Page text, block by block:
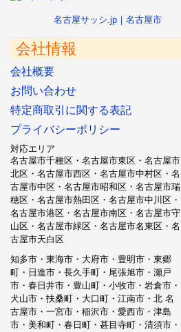
名古屋サッシ.jp｜名古屋市
会社情報
会社概要
お問い合わせ
特定商取引に関する表記
プライバシーポリシー
対応エリア
名古屋市千種区・名古屋市東区・名古屋市
北区・名古屋市西区・名古屋市中村区・名
古屋市中区・名古屋市昭和区・名古屋市瑞
穂区・名古屋市熱田区・名古屋市中川区・
名古屋市港区・名古屋市南区・名古屋市守
山区・名古屋市緑区・名古屋市名東区・名
古屋市天白区
知多市・東海市・大府市・豊明市・東郷
町・日進市・長久手町・尾張旭市・瀬戸
市・春日井市・豊山町・小牧市・岩倉市・
犬山市・扶桑町・大口町・江南市・北 名
古屋市・一宮市・稲沢市・愛西市・津島
市・美和町・春日町・甚目寺町・清須市・